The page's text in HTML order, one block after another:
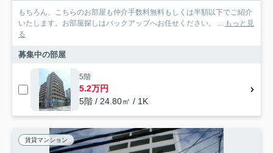
もちろん、こちらのお部屋も仲介手数料無料もしくは半額以下でご紹介
いたします。お部屋探しはバックアップへお任せください。 ... もっと見
る
募集中の部屋
5階
5.2万円
5階 / 24.80㎡ / 1K
賃貸マンション